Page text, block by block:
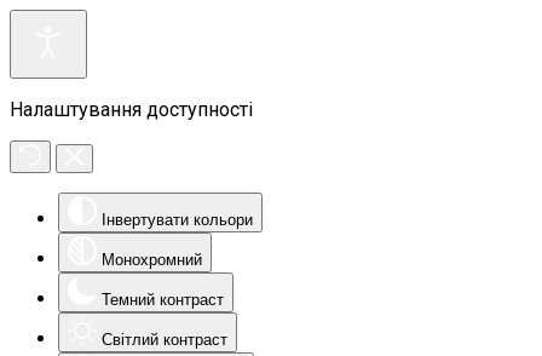
Налаштування доступності
Інвертувати кольори
Монохромний
Темний контраст
Світлий контраст